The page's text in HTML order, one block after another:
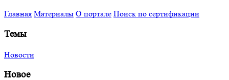
Главная Материалы О портале Поиск по сертификации
Темы
Новости
Новое